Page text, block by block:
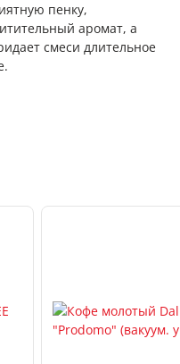
пенку,
аромат, а
смеси длительное